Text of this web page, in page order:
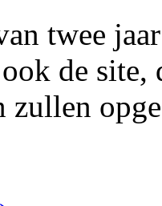
twee
de site,
zullen